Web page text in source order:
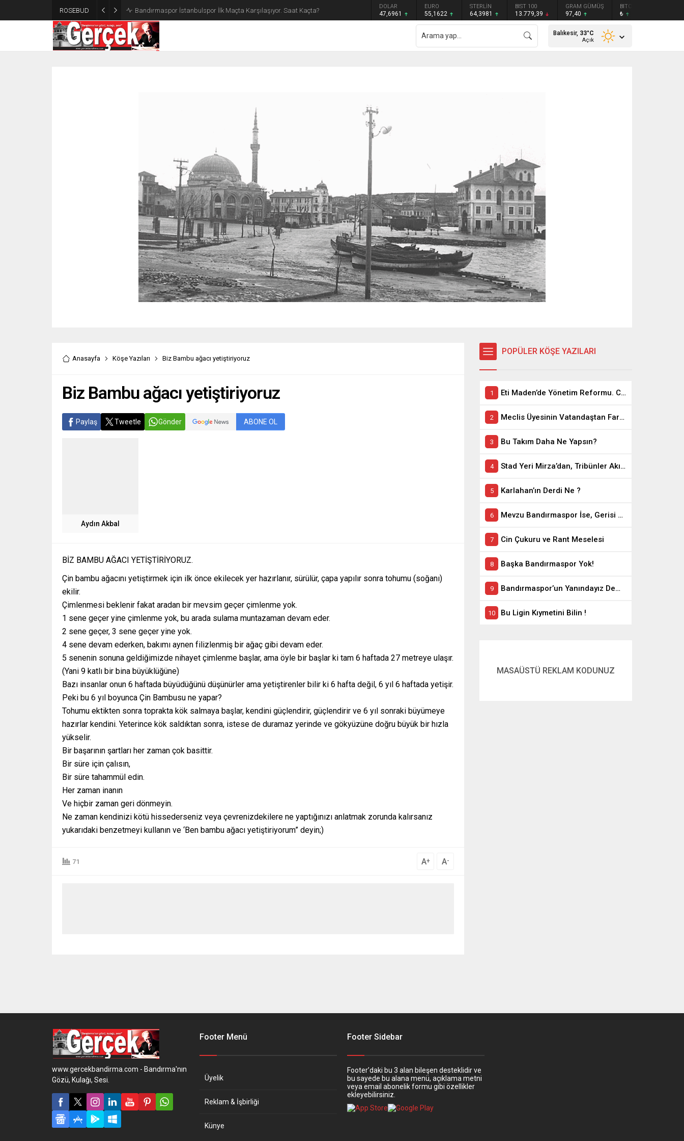
ROSEBUD Bandırmaspor İstanbulspor İlk Maçta Karşılaşıyor. Saat Kaçta? DOLAR
47,6961
EURO
55,1622
STERLİN
64,3981
BIST 100
13.779,39
GRAM GÜMÜŞ
97,40
BITCOIN
₺
Balıkesir, 33°C
Açık
Anasayfa Köşe Yazıları Biz Bambu ağacı yetiştiriyoruz
Biz Bambu ağacı yetiştiriyoruz
Paylaş Tweetle Gönder ABONE OL
Aydın Akbal
BİZ BAMBU AĞACI YETİŞTİRİYORUZ.
Çin bambu ağacını yetiştirmek için ilk önce ekilecek yer hazırlanır, sürülür, çapa yapılır sonra tohumu (soğanı)
ekilir.
Çimlenmesi beklenir fakat aradan bir mevsim geçer çimlenme yok.
1 sene geçer yine çimlenme yok, bu arada sulama muntazaman devam eder.
2 sene geçer, 3 sene geçer yine yok.
4 sene devam ederken, bakımı aynen filizlenmiş bir ağaç gibi devam eder.
5 senenin sonuna geldiğimizde nihayet çimlenme başlar, ama öyle bir başlar ki tam 6 haftada 27 metreye ulaşır.
(Yani 9 katlı bir bina büyüklüğüne)
Bazı insanlar onun 6 haftada büyüdüğünü düşünürler ama yetiştirenler bilir ki 6 hafta değil, 6 yıl 6 haftada yetişir.
Peki bu 6 yıl boyunca Çin Bambusu ne yapar?
Tohumu ektikten sonra toprakta kök salmaya başlar, kendini güçlendirir, güçlendirir ve 6 yıl sonraki büyümeye
hazırlar kendini. Yeterince kök saldıktan sonra, istese de duramaz yerinde ve gökyüzüne doğru büyük bir hızla
yükselir.
Bir başarının şartları her zaman çok basittir.
Bir süre için çalısın,
Bir süre tahammül edin.
Her zaman inanın
Ve hiçbir zaman geri dönmeyin.
Ne zaman kendinizi kötü hissederseniz veya çevrenizdekilere ne yaptığınızı anlatmak zorunda kalırsanız
yukarıdaki benzetmeyi kullanın ve ‘Ben bambu ağacı yetiştiriyorum” deyin;)
71 A+ A-
POPÜLER KÖŞE YAZILARI
Eti Maden’de Yönetim Reformu. CEO Modeli’nde Kadro / Taşeron İşçilik Ayrımı Kalkıyor
Meclis Üyesinin Vatandaştan Farkı Ne ?
Bu Takım Daha Ne Yapsın?
Stad Yeri Mirza’dan, Tribünler Akın’dan: Geriye Bakanlık Kaldı.
Karlahan’ın Derdi Ne ?
Mevzu Bandırmaspor İse, Gerisi Teferruattır
Cin Çukuru ve Rant Meselesi
Başka Bandırmaspor Yok!
Bandırmaspor’un Yanındayız Demekle Olmuyor!
Bu Ligin Kıymetini Bilin !
MASAÜSTÜ REKLAM KODUNUZ
www.gercekbandirma.com - Bandırma'nın
Gözü, Kulağı, Sesi.
Footer Menü
Üyelik
Reklam & İşbirliği
Künye
Footer Sidebar
Footer’daki bu 3 alan bileşen desteklidir ve
bu sayede bu alana menü, açıklama metni
veya email abonelik formu gibi özellikler
ekleyebilirsiniz.